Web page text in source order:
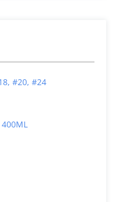
#20, #24